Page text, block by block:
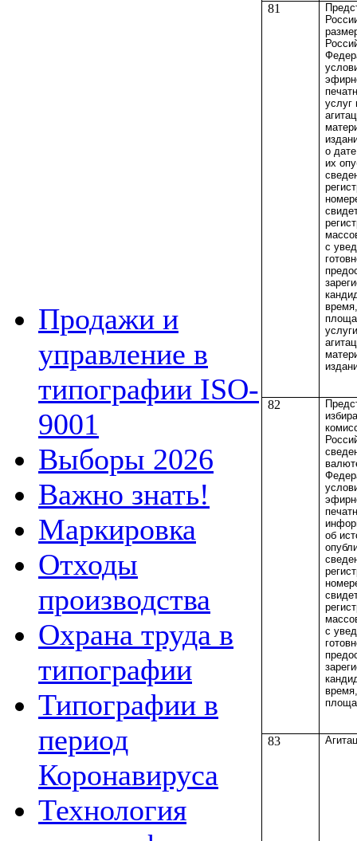
Продажи и
управление в
типографии ISO-
9001
Выборы 2026
Важно знать!
Маркировка
Отходы
производства
Охрана труда в
типографии
Типографии в
период
Коронавируса
Технология
81
о
их
с
82
об
с
83